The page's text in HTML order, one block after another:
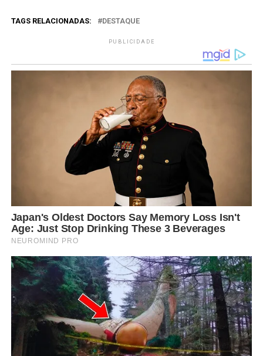
TAGS RELACIONADAS: DESTAQUE
PUBLICIDADE